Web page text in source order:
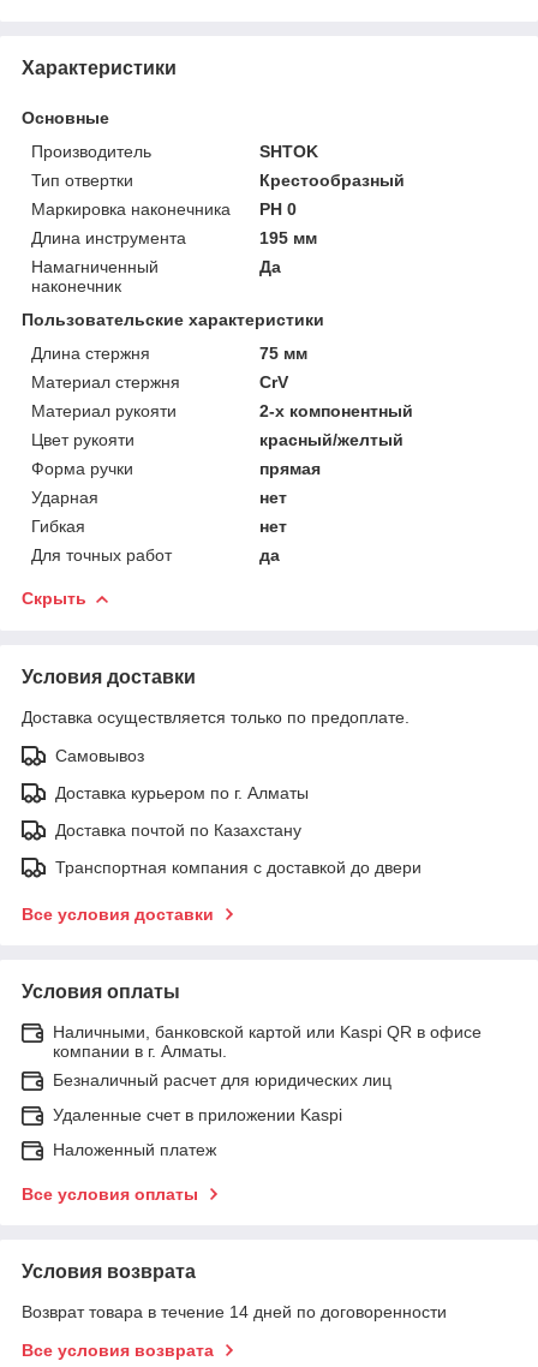
Характеристики
Основные
Производитель
SHTOK
Тип отвертки
Крестообразный
Маркировка наконечника
PH 0
Длина инструмента
195 мм
Намагниченный
наконечник
Да
Пользовательские характеристики
Длина стержня
75 мм
Материал стержня
CrV
Материал рукояти
2-х компонентный
Цвет рукояти
красный/желтый
Форма ручки
прямая
Ударная
нет
Гибкая
нет
Для точных работ
да
Скрыть
Условия доставки
Доставка осуществляется только по предоплате.
Самовывоз
Доставка курьером по г. Алматы
Доставка почтой по Казахстану
Транспортная компания с доставкой до двери
Все условия доставки
Условия оплаты
Наличными, банковской картой или Kaspi QR в офисе
компании в г. Алматы.
Безналичный расчет для юридических лиц
Удаленные счет в приложении Kaspi
Наложенный платеж
Все условия оплаты
Условия возврата
Возврат товара в течение 14 дней по договоренности
Все условия возврата